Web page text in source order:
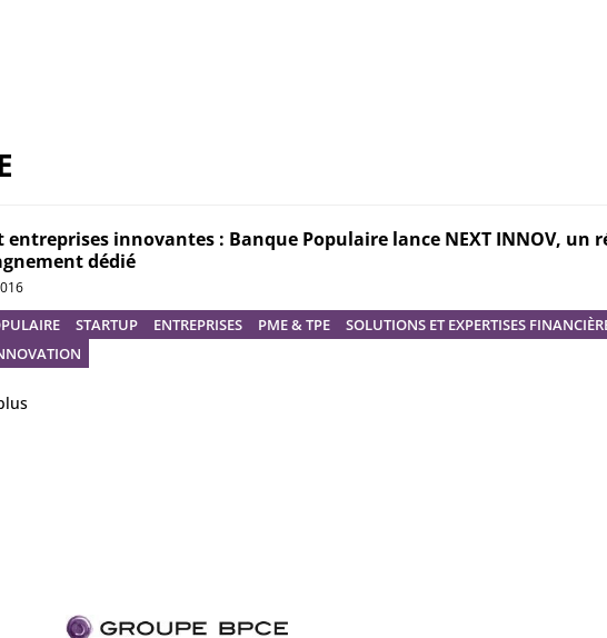
innovantes : Banque Populaire lance NEXT INNOV, un
dédié
STARTUP ENTREPRISES PME & TPE
SOLUTIONS ET EXPERTISES